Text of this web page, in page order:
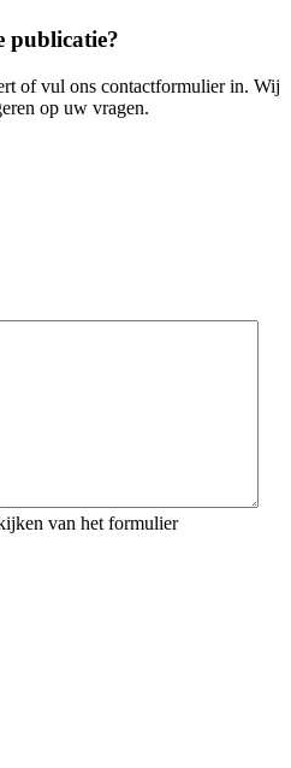
publicatie?
of vul ons contactformulier in. Wij
op uw vragen.
van het formulier